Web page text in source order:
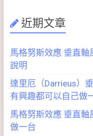
近期文章
馬格努斯效應 垂直軸
說明
達里厄（Darrieus）
有興趣都可以自己做
馬格努斯效應 垂直
做一台